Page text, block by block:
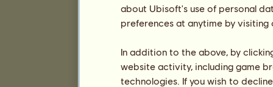
about Ubisoft's use of personal
preferences at anytime by
In addition to the above, by
website activity, including game
technologies. If you wish to